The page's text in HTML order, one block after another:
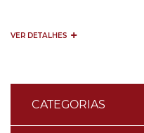
CATEGORIAS
VER DETALHES +